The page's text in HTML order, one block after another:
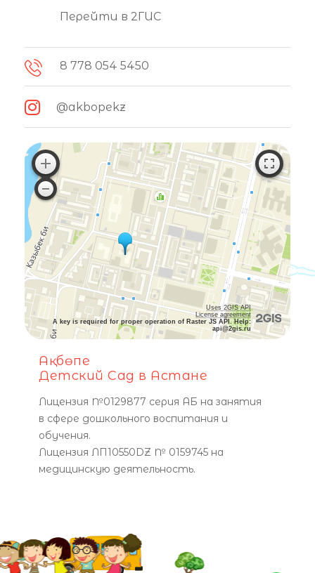
Перейти в 2ГИС
8 778 054 5450
@akbopekz
Uses 2GIS API
License agreement
A key is required for proper operation of Raster JS API. Help:
api@2gis.ru
Ақбөпе
Детский Сад в Астане
Лицензия №0129877 серия АБ на занятия
в сфере дошкольного воспитания и
обучения.
Лицензия ЛП10550DZ № 0159745 на
медицинскую деятельность.